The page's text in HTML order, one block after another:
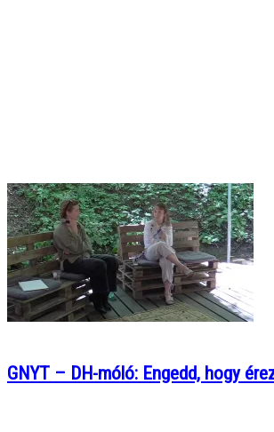
GNYT – DH-móló: Engedd, hogy